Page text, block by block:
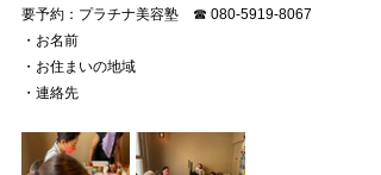
要予約：プラチナ美容塾　☎ 080-5919-8067
・お名前
・お住まいの地域
・連絡先